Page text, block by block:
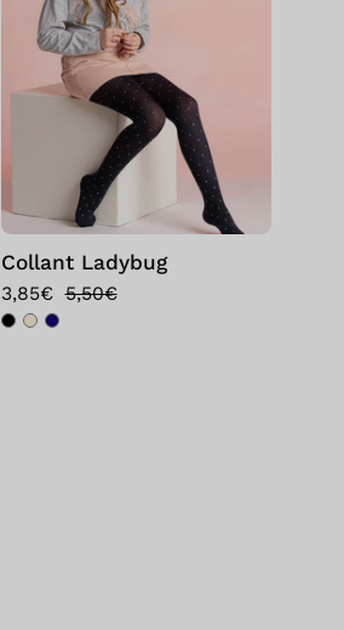
Collant Ladybug
3,85€ 5,50€